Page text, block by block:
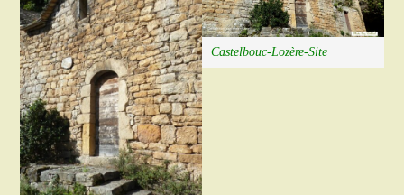
Castelbouc-Lozère-Site